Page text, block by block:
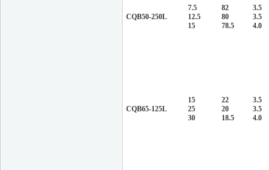
CQB50-250L
7.5
12.5
15
82
80
78.5
3.5
3.5
4.0
CQB65-125L
15
25
30
22
20
18.5
3.5
3.5
4.0